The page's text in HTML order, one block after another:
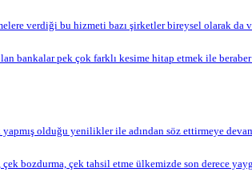
verdiği bu hizmeti bazı şirketler bireysel olarak da
bankalar pek çok farklı kesime hitap etmek ile
olduğu yenilikler ile adından söz ettirmeye
bozdurma, çek tahsil etme ülkemizde son derece